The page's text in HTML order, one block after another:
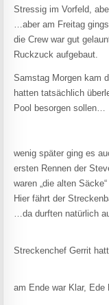
Stressig im Vorfeld,
…aber am Freitag
die Crew war gut
Ruckzuck aufgebaut.
Samstag Morgen kam
hatten tatsächlich
Pool besorgen sollen…
wenig später ging es
ersten Rennen der
waren „die alten
Hier fährt der
…da durften natürlich
Streckenchef Gerrit
am Ende war Klar,